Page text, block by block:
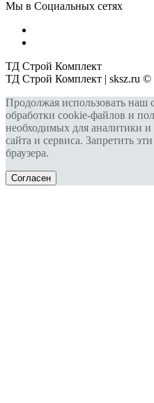
Мы в Социальных сетях
ТД Строй Комплект
ТД Строй Комплект | sksz.ru ©
Продолжая использовать наш
обработки cookie-файлов и
необходимых для аналитики и
сайта и сервиса. Запретить
браузера.
Согласен